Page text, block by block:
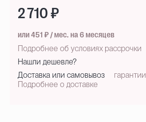
2 710 ₽
или 451 ₽ / мес. на 6 месяцев
Подробнее об условиях рассрочки
Нашли дешевле?
Доставка или самовывоз
Подробнее о доставке
гарантии